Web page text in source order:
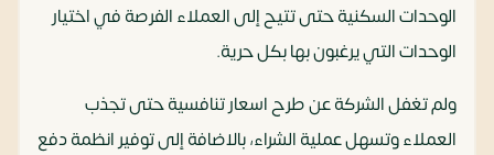
الوحدات السكنية حتى تتيح إلى العملاء الفرصة في اختيار
الوحدات التي يرغبون بها بكل حرية.
ولم تغفل الشركة عن طرح اسعار تنافسية حتى تجذب
العملاء وتسهل عملية الشراء، بالاضافة إلى توفير انظمة دفع